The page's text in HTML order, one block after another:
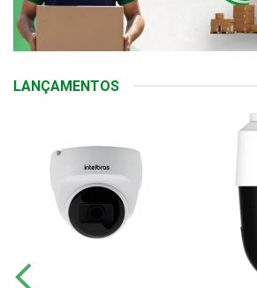
LANÇAMENTOS